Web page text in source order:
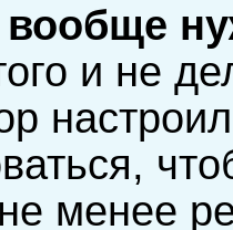
и не
менее